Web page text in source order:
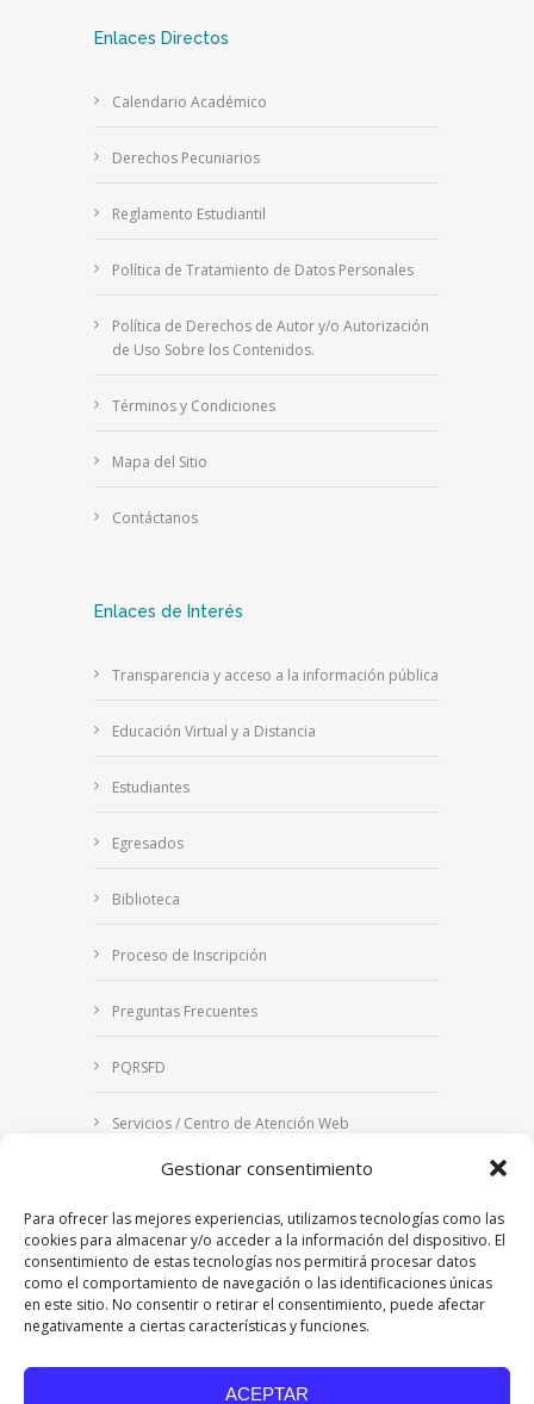
Gestionar consentimiento
Para ofrecer las mejores experiencias, utilizamos tecnologías como las
cookies para almacenar y/o acceder a la información del dispositivo. El
consentimiento de estas tecnologías nos permitirá procesar datos
como el comportamiento de navegación o las identificaciones únicas
en este sitio. No consentir o retirar el consentimiento, puede afectar
negativamente a ciertas características y funciones.
ACEPTAR
Enlaces Directos
Calendario Académico
Derechos Pecuniarios
Reglamento Estudiantil
Política de Tratamiento de Datos Personales
Política de Derechos de Autor y/o Autorización
de Uso Sobre los Contenidos.
Términos y Condiciones
Mapa del Sitio
Contáctanos
Enlaces de Interés
Transparencia y acceso a la información pública
Educación Virtual y a Distancia
Estudiantes
Egresados
Biblioteca
Proceso de Inscripción
Preguntas Frecuentes
PQRSFD
Servicios / Centro de Atención Web
Correo Institucional
Notificaciones judiciales